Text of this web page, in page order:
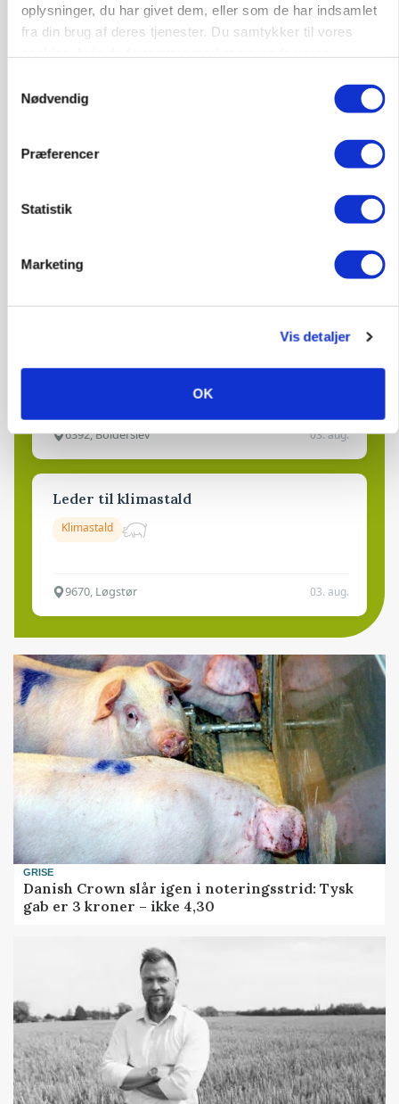
oplysninger, du har givet dem, eller som de har indsamlet
fra din brug af deres tjenester. Du samtykker til vores
Nødvendig
Præferencer
Statistik
Marketing
Vis detaljer
OK
Lastbilchauffør søges til Henrik Haves
Grise
9681, Ranum 03. aug.
Kalvepasser til ejendom i udvikling søges
Kalve
6392, Bolderslev 03. aug.
Leder til klimastald
Klimastald
9670, Løgstør 03. aug.
GRISE
Danish Crown slår igen i noteringsstrid: Tysk
gab er 3 kroner – ikke 4,30